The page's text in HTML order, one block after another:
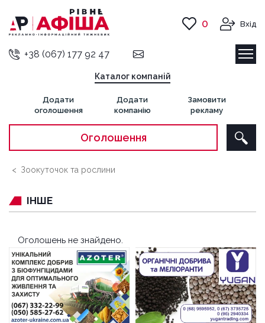
+38 (067) 177 92 47
Каталог компаній
Додати
оголошення
Додати
компанію
Замовити
рекламу
Оголошення
0 Вхід
Зоокуточок та рослини
ІНШЕ
Оголошень не знайдено.